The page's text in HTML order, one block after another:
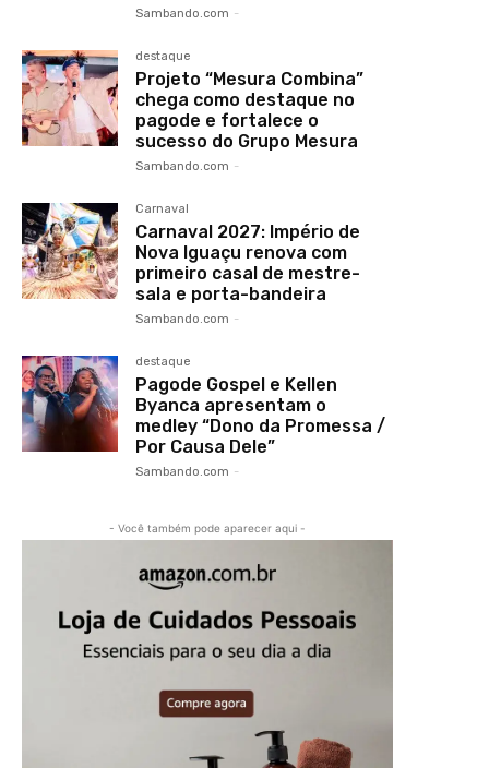
Sambando.com -
destaque
Projeto “Mesura Combina”
chega como destaque no
pagode e fortalece o
sucesso do Grupo Mesura
Sambando.com -
Carnaval
Carnaval 2027: Império de
Nova Iguaçu renova com
primeiro casal de mestre-
sala e porta-bandeira
Sambando.com -
destaque
Pagode Gospel e Kellen
Byanca apresentam o
medley “Dono da Promessa /
Por Causa Dele”
Sambando.com -
- Você também pode aparecer aqui -